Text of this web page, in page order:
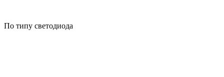
По типу светодиода